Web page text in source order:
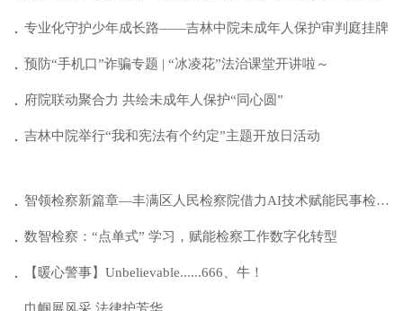
专业化守护少年成长路——吉林中院未成年人保护审判庭挂牌
预防“手机口”诈骗专题 | “冰凌花”法治课堂开讲啦～
府院联动聚合力 共绘未成年人保护“同心圆”
吉林中院举行“我和宪法有个约定”主题开放日活动
智领检察新篇章—丰满区人民检察院借力AI技术赋能民事检察监督升级
数智检察：“点单式” 学习，赋能检察工作数字化转型
【暖心警事】Unbelievable......666、牛！